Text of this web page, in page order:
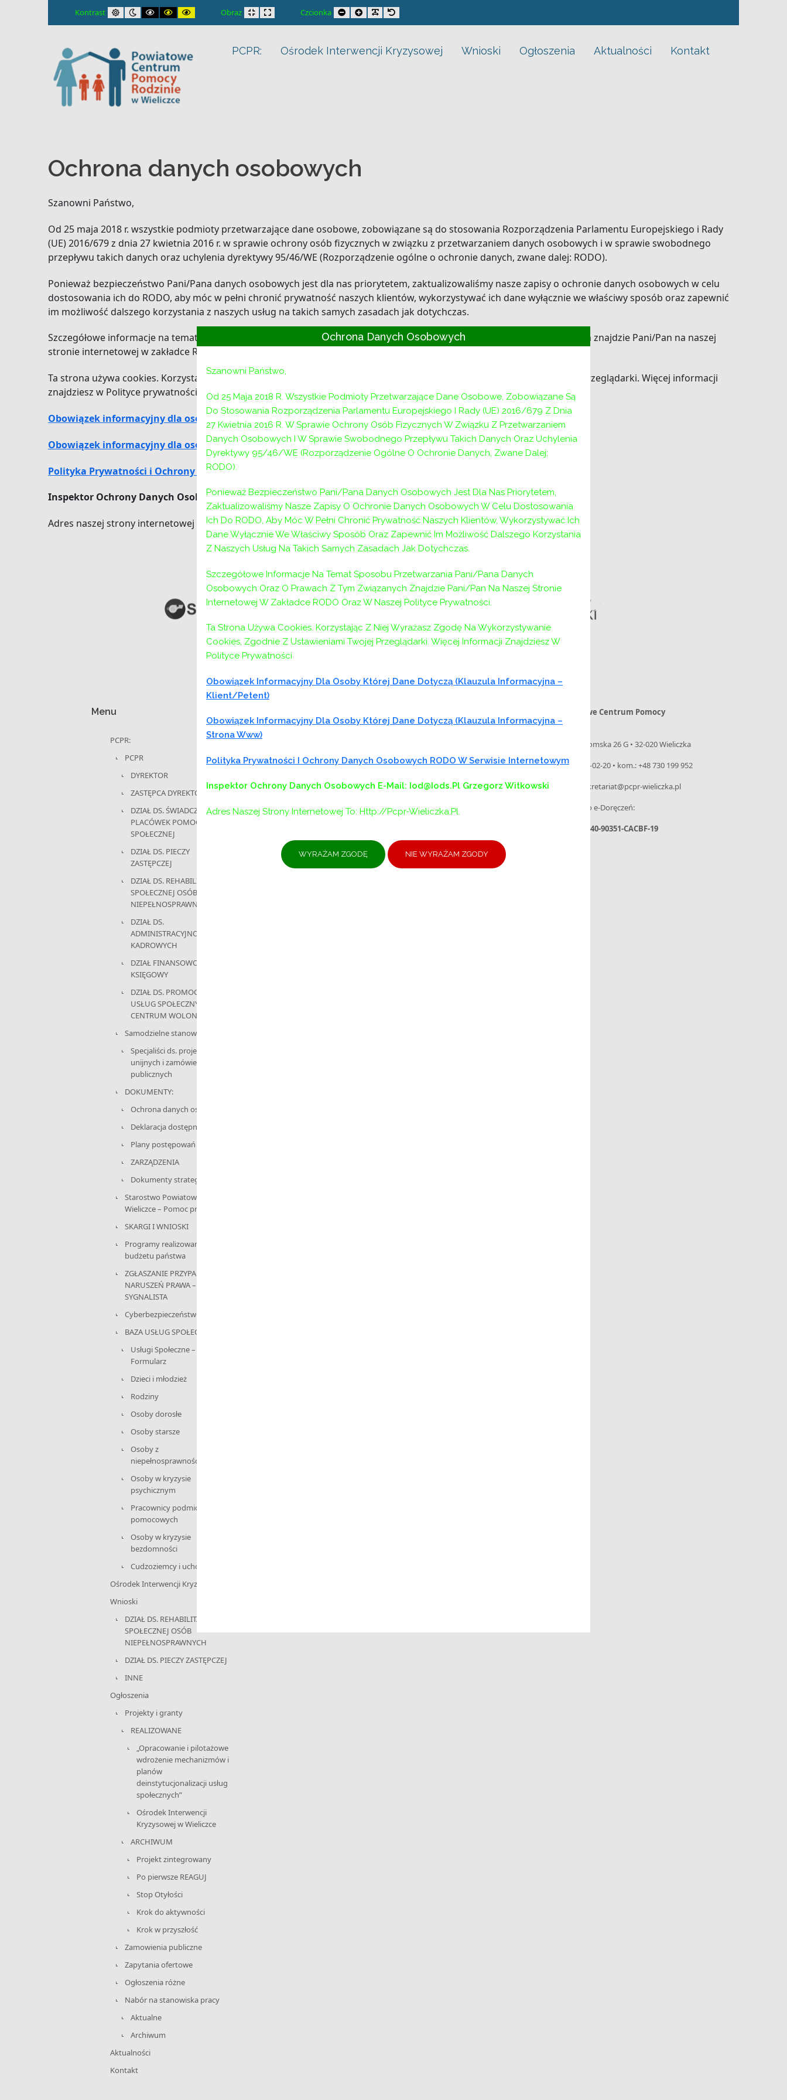
– Ochrona danych osobowych
Kontrast Default contrast
Night contrast
Black and White contrast
Black and Yellow contrast
Yellow and Black contrast
Obraz Fixed layout
Wide layoutCzcionka Smaller Font
Larger Font
Readable Font
Default Font
PCPR: Ośrodek Interwencji Kryzysowej Wnioski Ogłoszenia Aktualności Kontakt
Ochrona Danych Osobowych
Szanowni Państwo,
Od 25 Maja 2018 R. Wszystkie Podmioty Przetwarzające Dane Osobowe, Zobowiązane Są
Do Stosowania Rozporządzenia Parlamentu Europejskiego I Rady (UE) 2016/679 Z Dnia
27 Kwietnia 2016 R. W Sprawie Ochrony Osób Fizycznych W Związku Z Przetwarzaniem
Danych Osobowych I W Sprawie Swobodnego Przepływu Takich Danych Oraz Uchylenia
Dyrektywy 95/46/WE (Rozporządzenie Ogólne O Ochronie Danych, Zwane Dalej:
RODO).
Ponieważ Bezpieczeństwo Pani/Pana Danych Osobowych Jest Dla Nas Priorytetem,
Zaktualizowaliśmy Nasze Zapisy O Ochronie Danych Osobowych W Celu Dostosowania
Ich Do RODO, Aby Móc W Pełni Chronić Prywatność Naszych Klientów, Wykorzystywać Ich
Dane Wyłącznie We Właściwy Sposób Oraz Zapewnić Im Możliwość Dalszego Korzystania
Z Naszych Usług Na Takich Samych Zasadach Jak Dotychczas.
Szczegółowe Informacje Na Temat Sposobu Przetwarzania Pani/Pana Danych
Osobowych Oraz O Prawach Z Tym Związanych Znajdzie Pani/Pan Na Naszej Stronie
Internetowej W Zakładce RODO Oraz W Naszej Polityce Prywatności.
Ta Strona Używa Cookies. Korzystając Z Niej Wyrażasz Zgodę Na Wykorzystywanie
Cookies, Zgodnie Z Ustawieniami Twojej Przeglądarki. Więcej Informacji Znajdziesz W
Polityce Prywatności
Obowiązek Informacyjny Dla Osoby Której Dane Dotyczą (klauzula Informacyjna –
Klient/petent)
Obowiązek Informacyjny Dla Osoby Której Dane Dotyczą (klauzula Informacyjna –
Strona Www)
Polityka Prywatności I Ochrony Danych Osobowych RODO W Serwisie Internetowym
Inspektor Ochrony Danych Osobowych E-Mail: Iod@iods.pl Grzegorz Witkowski
Adres Naszej Strony Internetowej To: Http://pcpr-Wieliczka.pl.
Ochrona danych osobowych
Szanowni Państwo,
Od 25 maja 2018 r. wszystkie podmioty przetwarzające dane osobowe, zobowiązane są do stosowania Rozporządzenia Parlamentu Europejskiego i Rady
(UE) 2016/679 z dnia 27 kwietnia 2016 r. w sprawie ochrony osób fizycznych w związku z przetwarzaniem danych osobowych i w sprawie swobodnego
przepływu takich danych oraz uchylenia dyrektywy 95/46/WE (Rozporządzenie ogólne o ochronie danych, zwane dalej: RODO).
Ponieważ bezpieczeństwo Pani/Pana danych osobowych jest dla nas priorytetem, zaktualizowaliśmy nasze zapisy o ochronie danych osobowych w celu
dostosowania ich do RODO, aby móc w pełni chronić prywatność naszych klientów, wykorzystywać ich dane wyłącznie we właściwy sposób oraz zapewnić
im możliwość dalszego korzystania z naszych usług na takich samych zasadach jak dotychczas.
Szczegółowe informacje na temat sposobu przetwarzania Pani/Pana danych osobowych oraz o prawach z tym związanych znajdzie Pani/Pan na naszej
stronie internetowej w zakładce RODO oraz w naszej Polityce prywatności.
Ta strona używa cookies. Korzystając z niej wyrażasz zgodę na wykorzystywanie cookies, zgodnie z ustawieniami Twojej przeglądarki. Więcej informacji
znajdziesz w Polityce prywatności
Obowiązek informacyjny dla osoby której dane dotyczą (klauzula informacyjna – klient/petent)
Obowiązek informacyjny dla osoby której dane dotyczą (klauzula informacyjna – strona www)
Polityka Prywatności i Ochrony Danych Osobowych RODO w serwisie internetowym
Inspektor Ochrony Danych Osobowyche-mail: iod@iods.plGrzegorz Witkowski
Adres naszej strony internetowej to: http://pcpr-wieliczka.pl.
Menu
PCPR:
PCPR
DYREKTOR
ZASTĘPCA DYREKTORA
DZIAŁ DS. ŚWIADCZEŃ I
PLACÓWEK POMOCY
SPOŁECZNEJ
DZIAŁ DS. PIECZY
ZASTĘPCZEJ
DZIAŁ DS. REHABILITACJI
SPOŁECZNEJ OSÓB
NIEPEŁNOSPRAWNYCH
DZIAŁ DS.
ADMINISTRACYJNO-
KADROWYCH
DZIAŁ FINANSOWO-
KSIĘGOWY
DZIAŁ DS. PROMOCJI,
USŁUG SPOŁECZNYCH I
CENTRUM WOLONTARIATU
Samodzielne stanowisko:
Specjaliści ds. projektów
unijnych i zamówień
publicznych
DOKUMENTY:
Ochrona danych osobowych
Deklaracja dostępności
Plany postępowań
ZARZĄDZENIA
Dokumenty strategiczne
Starostwo Powiatowe w
Wieliczce – Pomoc prawnika
SKARGI I WNIOSKI
Programy realizowane z
budżetu państwa
ZGŁASZANIE PRZYPADKÓW
NARUSZEŃ PRAWA –
SYGNALISTA
Cyberbezpieczeństwo
BAZA USŁUG SPOŁECZNYCH
Usługi Społeczne –
Formularz
Dzieci i młodzież
Rodziny
Osoby dorosłe
Osoby starsze
Osoby z
niepełnosprawnościami
Osoby w kryzysie
psychicznym
Pracownicy podmiotów
pomocowych
Osoby w kryzysie
bezdomności
Cudzoziemcy i uchodźcy
Ośrodek Interwencji Kryzysowej
Wnioski
DZIAŁ DS. REHABILITACJI
SPOŁECZNEJ OSÓB
NIEPEŁNOSPRAWNYCH
DZIAŁ DS. PIECZY ZASTĘPCZEJ
INNE
Ogłoszenia
Projekty i granty
REALIZOWANE
„Opracowanie i pilotażowe
wdrożenie mechanizmów i
planów
deinstytucjonalizacji usług
społecznych”
Ośrodek Interwencji
Kryzysowej w Wieliczce
ARCHIWUM
Projekt zintegrowany
Po pierwsze REAGUJ
Stop Otyłości
Krok do aktywności
Krok w przyszłość
Zamowienia publiczne
Zapytania ofertowe
Ogłoszenia różne
Nabór na stanowiska pracy
Aktualne
Archiwum
Aktualności
Kontakt
Powiatowe Centrum Pomocy
Rodzinie
ul. Niepołomska 26 G • 32-020 Wieliczka
tel. 12 288-02-20 • kom.: +48 730 199 952
e-mail: sekretariat@pcpr-wieliczka.pl
– Adres do e-Doręczeń:
AE:PL-31440-90351-CACBF-19